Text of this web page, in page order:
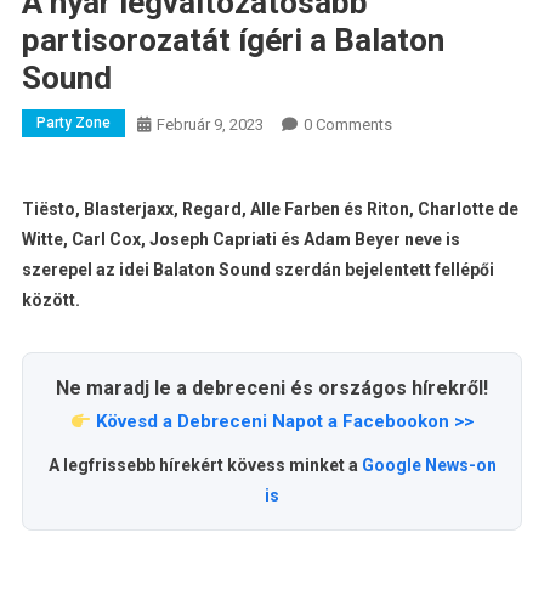
partisorozatát ígéri a Balaton
Sound
Party Zone Február 9, 2023 0 Comments
Tiësto, Blasterjaxx, Regard, Alle Farben és Riton, Charlotte de
Witte, Carl Cox, Joseph Capriati és Adam Beyer neve is
szerepel az idei Balaton Sound szerdán bejelentett fellépői
között.
Ne maradj le a debreceni és országos hírekről!
Kövesd a Debreceni Napot a Facebookon >>
A legfrissebb hírekért kövess minket a Google News-on
is